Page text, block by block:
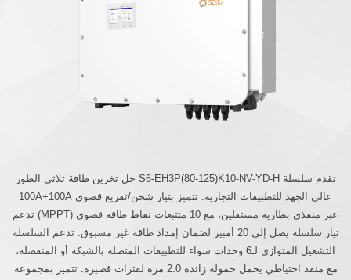
تقدم سلسلة S6-EH3P(80-125)K10-NV-YD-H حل تخزين طاقة ثلاثي الطور
عالي الجهد للتطبيقات التجارية. تتميز بتيار شحن/تفريغ قصوى 100A+100A
عبر منفذي بطارية مستقلين، مع 10 متتبعات نقاط طاقة قصوى (MPPT) تدعم
تيار سلسلة يصل إلى 20 أمبير لضمان إمداد طاقة غير مسبوق. تدعم السلسلة
التشغيل المتوازي لـ6 وحدات سواء للتطبيقات المتصلة بالشبكة أو المنفصلة،
مع منفذ احتياطي يحمل حمولة زائدة 2.0 مرة لفترات قصيرة. تتميز بمجموعة